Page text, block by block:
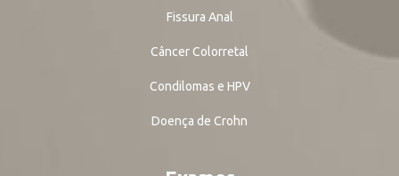
Fissura Anal
Câncer Colorretal
Condilomas e HPV
Doença de Crohn